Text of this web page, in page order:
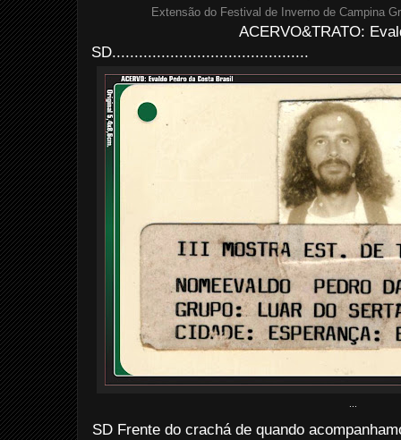
Extensão do Festival de Inverno de Campina
ACERVO&TRATO:
SD............................................
SD Frente do crachá de quando